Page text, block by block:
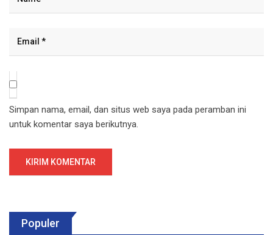
Simpan nama, email, dan situs web saya pada peramban ini
untuk komentar saya berikutnya.
Populer